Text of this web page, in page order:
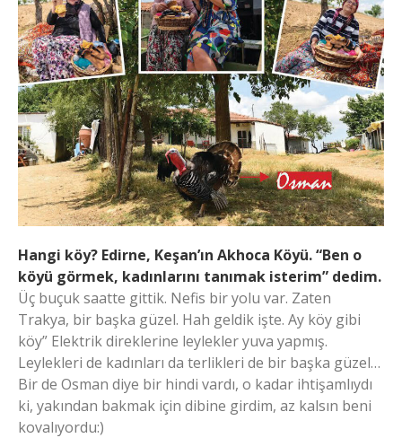
Hangi köy? Edirne, Keşan’ın Akhoca Köyü. “Ben o
köyü görmek, kadınlarını tanımak isterim” dedim.
Üç buçuk saatte gittik. Nefis bir yolu var. Zaten
Trakya, bir başka güzel. Hah geldik işte. Ay köy gibi
köy” Elektrik direklerine leylekler yuva yapmış.
Leylekleri de kadınları da terlikleri de bir başka güzel…
Bir de Osman diye bir hindi vardı, o kadar ihtişamlıydı
ki, yakından bakmak için dibine girdim, az kalsın beni
kovalıyordu:)